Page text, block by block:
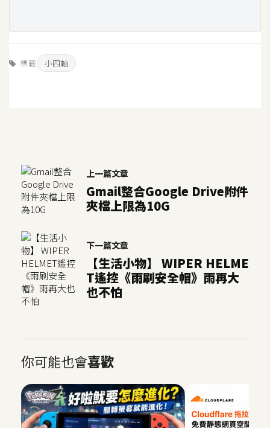
標籤 小四軸
上一篇文章
Gmail整合Google Drive附件
夾檔上限為10G
下一篇文章
【生活小物】 WIPER HELME
T遙控《雨刷安全帽》雨再大
也不怕
你可能也會喜歡